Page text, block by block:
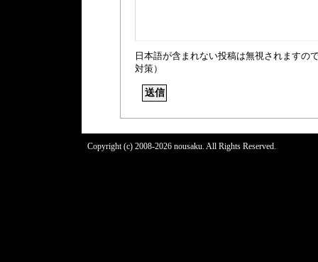
日本語が含まれない投稿は無視されますの
対策）
Copyright (c) 2008-2026 nousaku. All Rights Reserved.